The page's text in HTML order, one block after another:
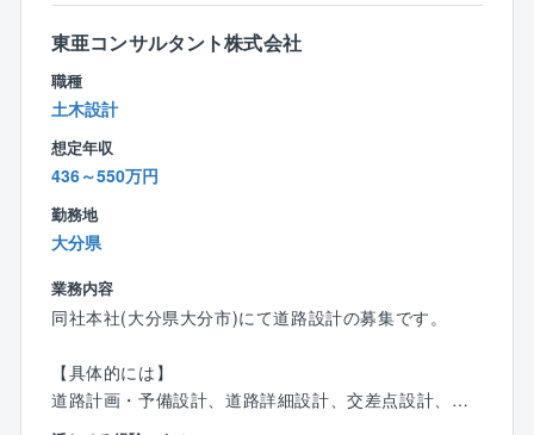
事業（道路、橋梁、河川、農業土木など）に深く携わ
っています。
また、近年需要が高まっている「防災・減災」や「老
朽化対策（橋梁点検等）」にも強みを持ち、地域の安
全を技術で支えるという社会貢献性の高い仕事です。
◎技術者としての「市場価値」を高める環境
調査・測量から設計、維持管理までワンストップで手
掛けているため、幅広い知識が身につき、プロジェク
「技術士」や「RCCM」などの国家資格取得を全力で
バックアップ。受験費用の補助だけでなく、社内の有
する文化があります。
東亜コンサルタント株式会社
職種
土木設計
想定年収
436～550万円
勤務地
大分県
業務内容
同社本社(大分県大分市)にて道路設計の募集です。
【具体的には】
道路計画・予備設計、道路詳細設計、交差点設計、道
路構造物設計（切土・盛土）、道路防災点検等の実績